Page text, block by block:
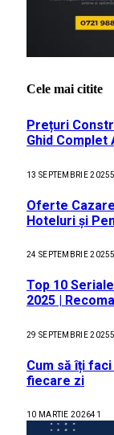
Cele mai citite
Prețuri
Ghid Complet
13 SEPTEMBRIE 2025
Oferte
Hoteluri și
24 SEPTEMBRIE 2025
Top 10
2025 |
29 SEPTEMBRIE 2025
Cum să îți
fiecare zi
10 MARTIE 202641